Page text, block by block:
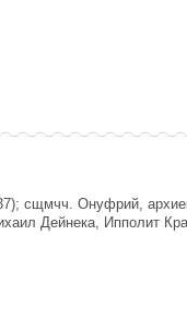
сщмчч. Онуфрий,
Дейнека, Ипполит